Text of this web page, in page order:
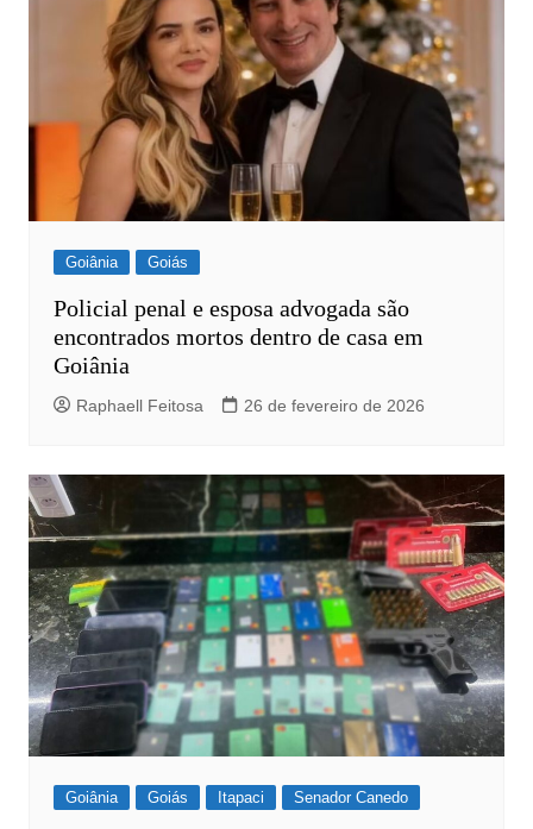
Goiânia Goiás
Policial penal e esposa advogada são
encontrados mortos dentro de casa em
Goiânia
Raphaell Feitosa 26 de fevereiro de 2026
Goiânia Goiás Itapaci Senador Canedo